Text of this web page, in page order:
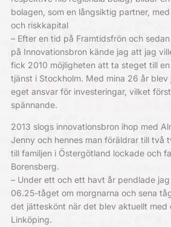
bolagen, som en långsiktig partner,
och riskkapital
– Efter en tid på Framtidsfrön och
på Innovationsbron kände jag att jag
fick 2010 möjligheten att ta steget till
tjänst i Stockholm. Med mina 26 år
eget ansvar för investeringar, vilket
spännande.
2013 slogs innovationsbron ihop med
Jenny och hennes man föräldrar till två
till familjen i Östergötland lockade och
Borensberg.
– Under ett och ett havt år pendlade
06.25-tåget om morgnarna och sena
det jätteskönt när det blev aktuellt med
Linköping.